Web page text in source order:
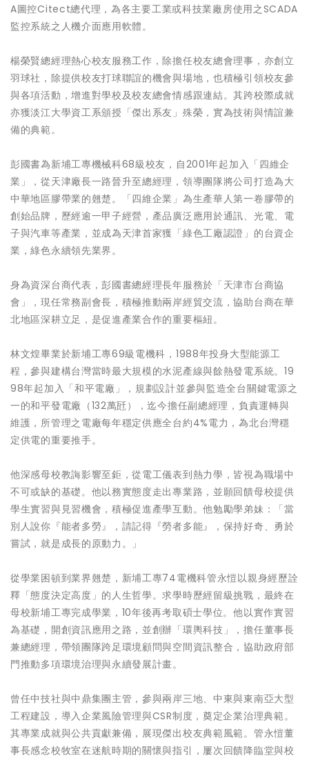
A圖控Citect總代理，為各主要工業或科技業廠房使用之SCADA
監控系統之人機介面應用軟體。
楊榮賢總經理熱心校友服務工作，除擔任校友總會理事，亦創立
羽球社，除提供校友打球聯誼的機會與場地，也積極引領校友參
與各項活動，增進對學校及校友總會情感跟連結。其跨校際成就
亦獲淡江大學資工系頒授「傑出系友」殊榮，實為技術與情誼兼
備的典範。
彭國書為新埔工專機械科68級校友，自2001年起加入「四維企
業」，從天津廠長一路晉升至總經理，領導團隊將公司打造為大
中華地區膠帶業的翹楚。「四維企業」為生產華人第一卷膠帶的
創始品牌，歷經逾一甲子經營，產品廣泛應用於通訊、光電、電
子與汽車等產業，並成為天津首家獲「綠色工廠認證」的台資企
業，綠色永續領先業界。
身為資深台商代表，彭國書總經理長年服務於「天津市台商協
會」，現任常務副會長，積極推動兩岸經貿交流，協助台商在華
北地區深耕立足，是促進產業合作的重要樞紐。
林文煌畢業於新埔工專69級電機科，1988年投身大型能源工
程，參與建構台灣當時最大規模的水泥產線與餘熱發電系統。19
98年起加入「和平電廠」，規劃設計並參與監造全台關鍵電源之
一的和平發電廠（132萬瓩），迄今擔任副總經理，負責運轉與
維護，所管理之電廠每年穩定供應全台約4%電力，為北台灣穩
定供電的重要推手。
他深感母校教誨影響至鉅，從電工儀表到熱力學，皆視為職場中
不可或缺的基礎。他以務實態度走出專業路，並願回饋母校提供
學生實習與見習機會，積極促進產學互動。他勉勵學弟妹：「當
別人說你『能者多勞』，請記得『勞者多能』，保持好奇、勇於
嘗試，就是成長的原動力。」
從學業困頓到業界翹楚，新埔工專74電機科管永愷以親身經歷詮
釋「態度決定高度」的人生哲學。求學時歷經留級挑戰，最終在
母校新埔工專完成學業，10年後再考取碩士學位。他以實作實習
為基礎，開創資訊應用之路，並創辦「環輿科技」，擔任董事長
兼總經理，帶領團隊跨足環境顧問與空間資訊整合，協助政府部
門推動多項環境治理與永續發展計畫。
曾任中技社與中鼎集團主管，參與兩岸三地、中東與東南亞大型
工程建設，導入企業風險管理與CSR制度，奠定企業治理典範。
其專業成就與公共貢獻兼備，展現傑出校友典範風範。管永愷董
事長感念校牧室在迷航時期的關懷與指引，屢次回饋降臨堂與校